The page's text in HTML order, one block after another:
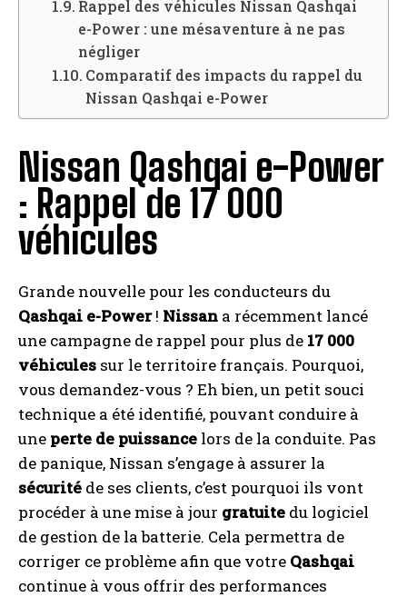
Rappel des véhicules Nissan Qashqai
e-Power : une mésaventure à ne pas
négliger
Comparatif des impacts du rappel du
Nissan Qashqai e-Power
Nissan Qashqai e-Power
: Rappel de 17 000
véhicules
Grande nouvelle pour les conducteurs du
Qashqai e-Power! Nissan a récemment lancé
une campagne de rappel pour plus de 17 000
véhicules sur le territoire français. Pourquoi,
vous demandez-vous ? Eh bien, un petit souci
technique a été identifié, pouvant conduire à
une perte de puissance lors de la conduite. Pas
de panique, Nissan s’engage à assurer la
sécurité de ses clients, c’est pourquoi ils vont
procéder à une mise à jour gratuite du logiciel
de gestion de la batterie. Cela permettra de
corriger ce problème afin que votre Qashqai
continue à vous offrir des performances